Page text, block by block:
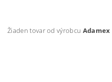
Žiaden tovar od výrobcu Adamex